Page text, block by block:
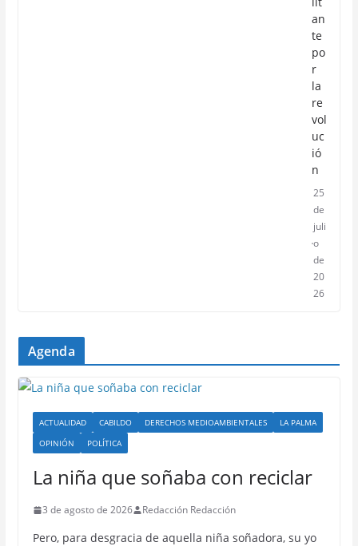
an
te
po
r
la
re
vol
uc
ió
n
25
de
juli
o
de
20
26
Agenda
ACTUALIDAD CABILDO DERECHOS MEDIOAMBIENTALES
LA PALMA
OPINIÓN
POLÍTICA
La niña que soñaba con reciclar
3 de agosto de 2026 Redacción Redacción
Pero, para desgracia de aquella niña soñadora, su yo